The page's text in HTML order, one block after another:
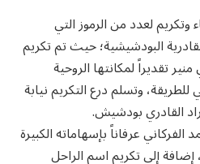
لعدد من الرموز التي
البودشيشية؛ حيث تم تكريم
تقديراً لمكانتها الروحية
وتسلم درع التكريم نيابة
القادري بودشيش.
عرفاناً بإسهاماته الكبيرة
إلى تكريم اسم الراحل